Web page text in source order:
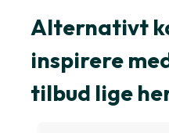
Alternativt
inspirere
tilbud lige